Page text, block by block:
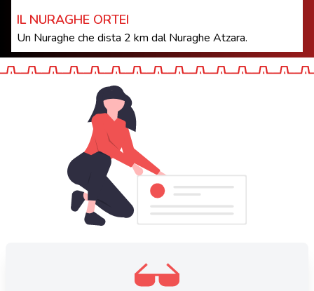
IL NURAGHE ORTEI
Un Nuraghe che dista 2 km dal Nuraghe Atzara.